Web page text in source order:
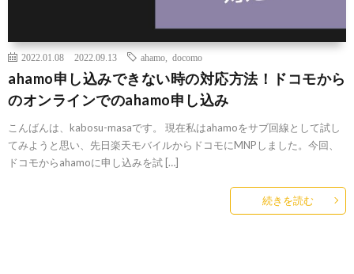
2022.01.08 2022.09.13 ahamo docomo
ahamo申し込みできない時の対応方法！ドコモから
のオンラインでのahamo申し込み
こんばんは、kabosu-masaです。 現在私はahamoをサブ回線として試し
てみようと思い、先日楽天モバイルからドコモにMNPしました。今回、
ドコモからahamoに申し込みを試 […]
続きを読む